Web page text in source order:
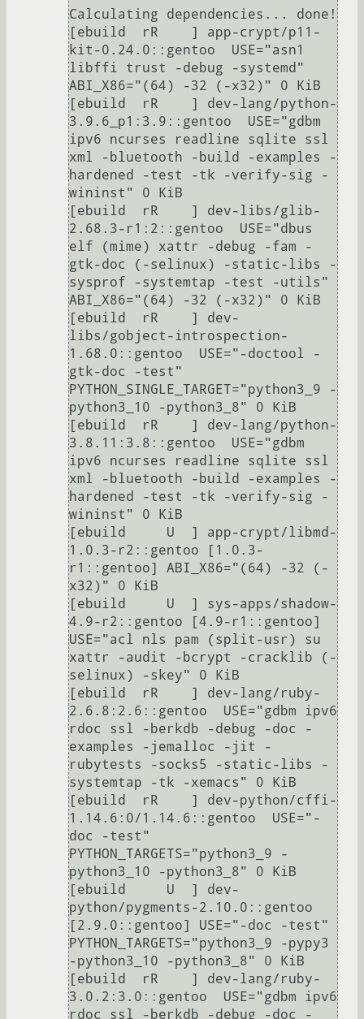
Calculating dependencies... done!
[ebuild  rR    ] app-crypt/p11-
kit-0.24.0::gentoo  USE="asn1
libffi trust -debug -systemd"
ABI_X86="(64) -32 (-x32)" 0 KiB
[ebuild  rR    ] dev-lang/python-
3.9.6_p1:3.9::gentoo  USE="gdbm
ipv6 ncurses readline sqlite ssl
xml -bluetooth -build -examples -
hardened -test -tk -verify-sig -
wininst" 0 KiB
[ebuild  rR    ] dev-libs/glib-
2.68.3-r1:2::gentoo  USE="dbus
elf (mime) xattr -debug -fam -
gtk-doc (-selinux) -static-libs -
sysprof -systemtap -test -utils"
ABI_X86="(64) -32 (-x32)" 0 KiB
[ebuild  rR    ] dev-
libs/gobject-introspection-
1.68.0::gentoo  USE="-doctool -
gtk-doc -test"
PYTHON_SINGLE_TARGET="python3_9 -
python3_10 -python3_8" 0 KiB
[ebuild  rR    ] dev-lang/python-
3.8.11:3.8::gentoo  USE="gdbm
ipv6 ncurses readline sqlite ssl
xml -bluetooth -build -examples -
hardened -test -tk -verify-sig -
wininst" 0 KiB
[ebuild     U  ] app-crypt/libmd-
1.0.3-r2::gentoo [1.0.3-
r1::gentoo] ABI_X86="(64) -32 (-
x32)" 0 KiB
[ebuild     U  ] sys-apps/shadow-
4.9-r2::gentoo [4.9-r1::gentoo]
USE="acl nls pam (split-usr) su
xattr -audit -bcrypt -cracklib (-
selinux) -skey" 0 KiB
[ebuild  rR    ] dev-lang/ruby-
2.6.8:2.6::gentoo  USE="gdbm ipv6
rdoc ssl -berkdb -debug -doc -
examples -jemalloc -jit -
rubytests -socks5 -static-libs -
systemtap -tk -xemacs" 0 KiB
[ebuild  rR    ] dev-python/cffi-
1.14.6:0/1.14.6::gentoo  USE="-
doc -test"
PYTHON_TARGETS="python3_9 -
python3_10 -python3_8" 0 KiB
[ebuild     U  ] dev-
python/pygments-2.10.0::gentoo
[2.9.0::gentoo] USE="-doc -test"
PYTHON_TARGETS="python3_9 -pypy3
-python3_10 -python3_8" 0 KiB
[ebuild  rR    ] dev-lang/ruby-
3.0.2:3.0::gentoo  USE="gdbm ipv6
rdoc ssl -berkdb -debug -doc -